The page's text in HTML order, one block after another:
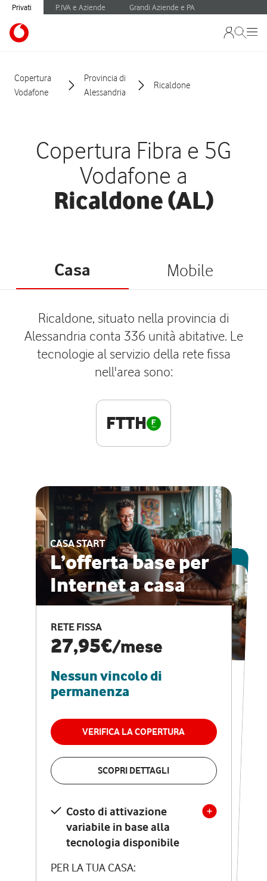
Privati P.IVA e Aziende Grandi Aziende e PA
Copertura
Vodafone
Provincia di
Alessandria
Ricaldone
Copertura Fibra e 5G
Vodafone a
Ricaldone (AL)
Casa Mobile
Ricaldone, situato nella provincia di
Alessandria conta 336 unità abitative. Le
tecnologie al servizio della rete fissa
nell'area sono:
FTTH
CASA START
L’offerta base per
Internet a casa
RETE FISSA
27,95€/mese
Nessun vincolo di
permanenza
VERIFICA LA COPERTURA
SCOPRI DETTAGLI
Costo di attivazione
variabile in base alla
tecnologia disponibile
PER LA TUA CASA:
ESCLUSIVA ONLINE
CASA PRO
Internet veloce e
vantaggi speciali
RETE FISSA + VODAFONE CLUB
29,95€
permanenza
VERIFICA LA COPERTURA
Costo di attivazione
variabile in base alla
tecnologia disponibile
PER LA TUA CASA: